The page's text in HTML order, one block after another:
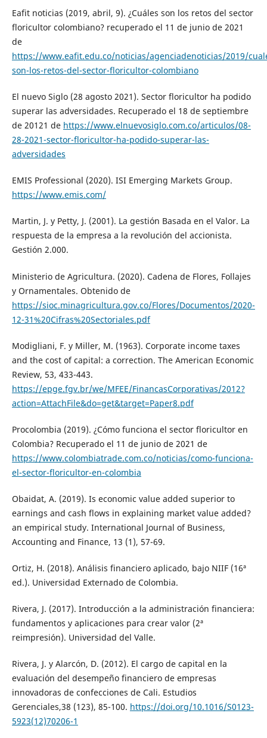
Eafit noticias (2019, abril, 9). ¿Cuáles son los retos del sector
floricultor colombiano? recuperado el 11 de junio de 2021
de
https://www.eafit.edu.co/noticias/agenciadenoticias/2019/
son-los-retos-del-sector-floricultor-colombiano
El nuevo Siglo (28 agosto 2021). Sector floricultor ha podido
superar las adversidades. Recuperado el 18 de septiembre
de 20121 de https://www.elnuevosiglo.com.co/articulos/08-
28-2021-sector-floricultor-ha-podido-superar-las-
adversidades
EMIS Professional (2020). ISI Emerging Markets Group.
https://www.emis.com/
Martin, J. y Petty, J. (2001). La gestión Basada en el Valor. La
respuesta de la empresa a la revolución del accionista.
Gestión 2.000.
Ministerio de Agricultura. (2020). Cadena de Flores, Follajes
y Ornamentales. Obtenido de
https://sioc.minagricultura.gov.co/Flores/Documentos/2020-
12-31%20Cifras%20Sectoriales.pdf
Modigliani, F. y Miller, M. (1963). Corporate income taxes
and the cost of capital: a correction. The American Economic
Review, 53, 433-443.
https://epge.fgv.br/we/MFEE/FinancasCorporativas/2012?
action=AttachFile&do=get&target=Paper8.pdf
Procolombia (2019). ¿Cómo funciona el sector floricultor en
Colombia? Recuperado el 11 de junio de 2021 de
https://www.colombiatrade.com.co/noticias/como-funciona-
el-sector-floricultor-en-colombia
Obaidat, A. (2019). Is economic value added superior to
earnings and cash flows in explaining market value added?
an empirical study. International Journal of Business,
Accounting and Finance, 13 (1), 57-69.
Ortiz, H. (2018). Análisis financiero aplicado, bajo NIIF (16ª
ed.). Universidad Externado de Colombia.
Rivera, J. (2017). Introducción a la administración financiera:
fundamentos y aplicaciones para crear valor (2ª
reimpresión). Universidad del Valle.
Rivera, J. y Alarcón, D. (2012). El cargo de capital en la
evaluación del desempeño financiero de empresas
innovadoras de confecciones de Cali. Estudios
Gerenciales,38 (123), 85-100. https://doi.org/10.1016/S0123-
5923(12)70206-1